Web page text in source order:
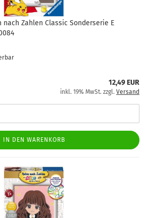
nach Zahlen Classic Sonderserie E
12,49 EUR
inkl. 19% MwSt. zzgl. Versand
IN DEN WARENKORB